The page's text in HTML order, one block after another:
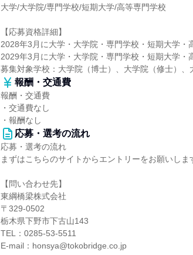
大学/大学院/専門学校/短期大学/高等専門学校
【応募資格詳細】
2028年3月に大学・大学院・専門学校・短期大学・
2029年3月に大学・大学院・専門学校・短期大学・
募集対象学校：大学院（博士）、大学院（修士）
報酬・交通費
報酬・交通費
・交通費なし
・報酬なし
応募・選考の流れ
応募・選考の流れ
まずはこちらのサイトからエントリーをお願いしま
【問い合わせ先】
東綱橋梁株式会社
〒329-0502
栃木県下野市下古山143
TEL：0285-53-5511
E-mail：honsya@tokobridge.co.jp